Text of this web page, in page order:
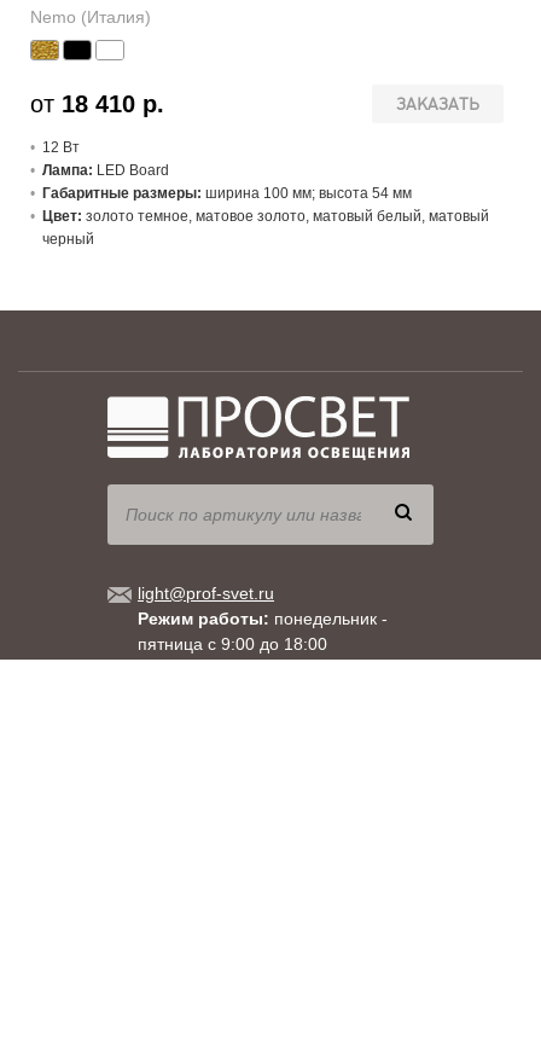
Nemo (Италия)
ЗАКАЗАТЬ
от 18 410 р.
12 Вт
Лампа: LED Board
Габаритные размеры: ширина 100 мм; высота 54 мм
Цвет: золото темное, матовое золото, матовый белый, матовый
черный
light@prof-svet.ru
Режим работы: понедельник -
пятница с 9:00 до 18:00